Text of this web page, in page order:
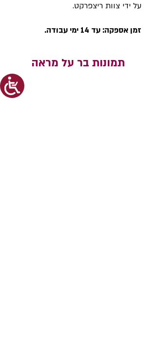
על ידי צוות ריצפרקט.​
זמן אספקה: עד 14 ימי עבודה.
תמונות בר על מראה